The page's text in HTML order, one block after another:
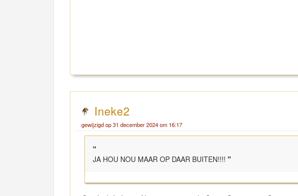
Ineke2
gewijzigd op 31 december 2024 om 16:17
"
JA HOU NOU MAAR OP DAAR BUITEN!!!! "